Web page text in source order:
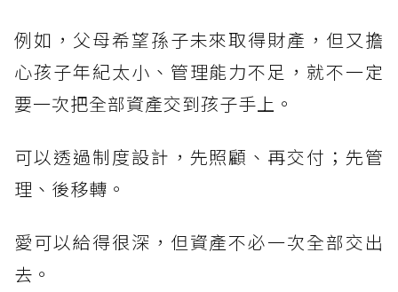
例如，父母希望孫子未來取得財產，但又擔
心孩子年紀太小、管理能力不足，就不一定
要一次把全部資產交到孩子手上。
可以透過制度設計，先照顧、再交付；先管
理、後移轉。
愛可以給得很深，但資產不必一次全部交出
去。